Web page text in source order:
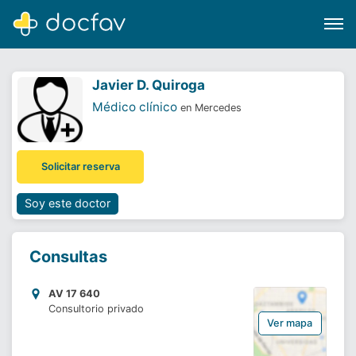
Software para clínicas
¿Eres un doctor?
Javier D. Quiroga
Médico clínico en Mercedes
Solicitar reserva
Soy este doctor
Consultas
AV 17 640
Consultorio privado
Ver mapa